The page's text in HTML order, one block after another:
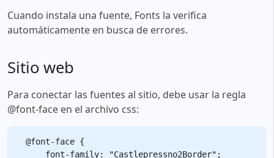
Cuando instala una fuente, Fonts la verifica
automáticamente en busca de errores.
Sitio web
Para conectar las fuentes al sitio, debe usar la regla
@font-face en el archivo css:
@font-face {
    font-family: "Castlepressno2Border";